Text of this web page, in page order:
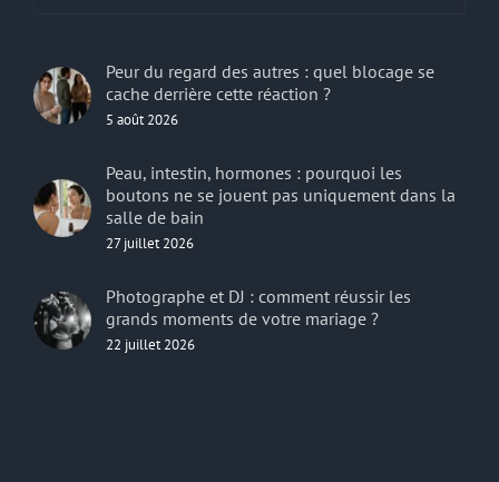
Peur du regard des autres : quel blocage se
cache derrière cette réaction ?
5 août 2026
Peau, intestin, hormones : pourquoi les
boutons ne se jouent pas uniquement dans la
salle de bain
27 juillet 2026
Photographe et DJ : comment réussir les
grands moments de votre mariage ?
22 juillet 2026